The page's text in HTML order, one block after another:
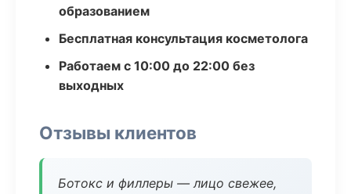
образованием
Бесплатная консультация косметолога
Работаем с 10:00 до 22:00 без
выходных
Отзывы клиентов
Ботокс и филлеры — лицо свежее,